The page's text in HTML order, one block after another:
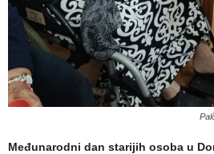
Međunarodni dan starijih osoba u